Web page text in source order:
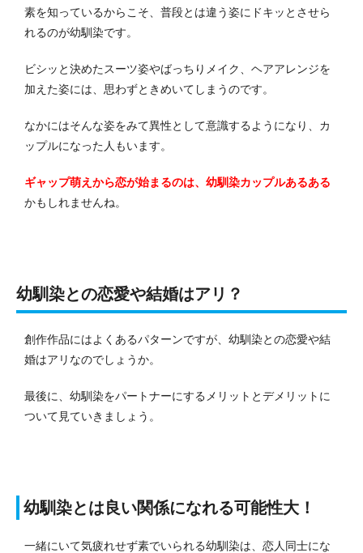
素を知っているからこそ、普段とは違う姿にドキッとさせら
れるのが幼馴染です。
ビシッと決めたスーツ姿やばっちりメイク、ヘアアレンジを
加えた姿には、思わずときめいてしまうのです。
なかにはそんな姿をみて異性として意識するようになり、カ
ップルになった人もいます。
ギャップ萌えから恋が始まるのは、幼馴染カップルあるある
かもしれませんね。
幼馴染との恋愛や結婚はアリ？
創作作品にはよくあるパターンですが、幼馴染との恋愛や結
婚はアリなのでしょうか。
最後に、幼馴染をパートナーにするメリットとデメリットに
ついて見ていきましょう。
幼馴染とは良い関係になれる可能性大！
一緒にいて気疲れせず素でいられる幼馴染は、恋人同士にな